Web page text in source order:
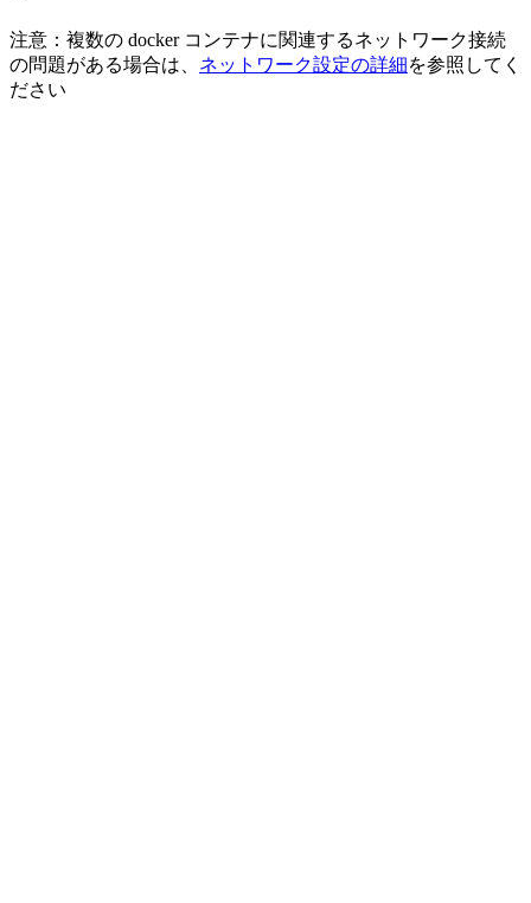
注意：複数の docker コンテナに関連するネットワーク接続
の問題がある場合は、 ネットワーク設定の詳細を参照してく
ださい